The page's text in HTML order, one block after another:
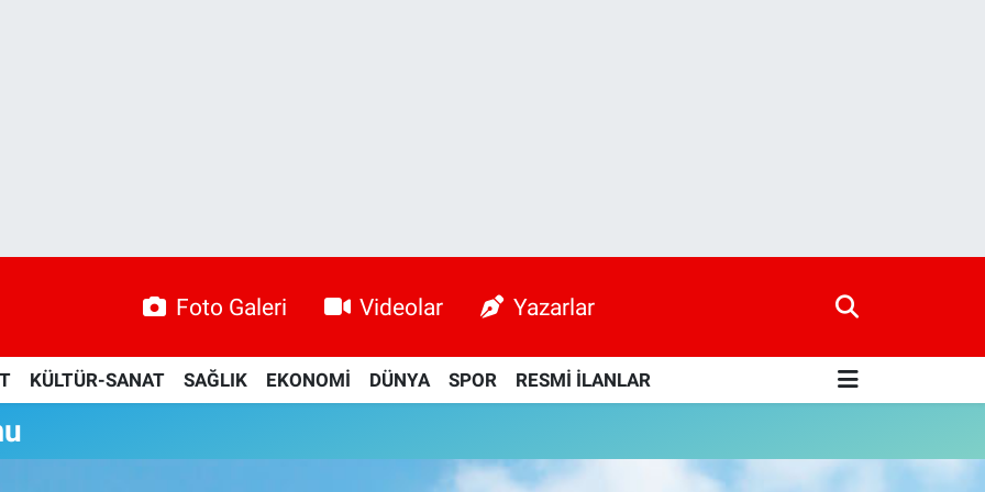
Foto Galeri Videolar Yazarlar
KÜLTÜR-SANAT SAĞLIK EKONOMİ DÜNYA SPOR RESMİ İLANLAR